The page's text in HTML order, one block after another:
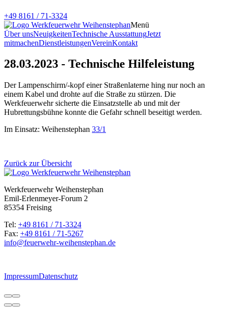
+49 8161 / 71-3324
Menü
Über unsNeuigkeitenTechnische AusstattungJetzt
mitmachenDienstleistungenVereinKontakt
28.03.2023 - Technische Hilfeleistung
Der Lampenschirm/-kopf einer Straßenlaterne hing nur noch an
einem Kabel und drohte auf die Straße zu stürzen. Die
Werkfeuerwehr sicherte die Einsatzstelle ab und mit der
Hubrettungsbühne konnte die Gefahr schnell beseitigt werden.
Im Einsatz: Weihenstephan 33/1
Zurück zur Übersicht
Werkfeuerwehr Weihenstephan
Emil-Erlenmeyer-Forum 2
85354 Freising
Tel: +49 8161 / 71-3324
Fax: +49 8161 / 71-5267
ed.nahpetsnehiew-rhewreuef@ofni
ImpressumDatenschutz